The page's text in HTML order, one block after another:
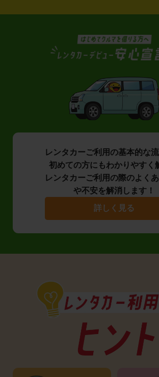
レンタカーご利用の基本的な流
初めての方にもわかりやすく
レンタカーご利用の際のよく
や不安を解消します！
詳しく見る